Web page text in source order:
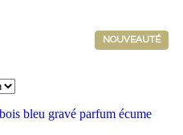
NOUVEAUTÉ
NOUVEAUTÉ
NOUVEAUTÉ
NOUVEAUTÉ